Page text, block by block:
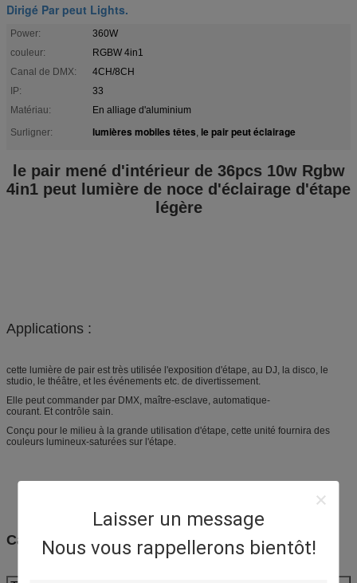
Laisser un message
Nous vous rappellerons bientôt!
Dirigé Par peut Lights.
Power:
360W
couleur:
RGBW 4in1
Canal de DMX:
4CH/8CH
IP:
33
Matériau:
En alliage d'aluminium
Surligner:
lumières mobiles têtes, le pair peut éclairage
le pair mené d'intérieur de 36pcs 10w Rgbw
4in1 peut lumière de noce d'éclairage d'étape
légère
Applications :
cette lumière de pair est très utilisée l'exposition d'étape, au DJ, la disco, le
studio, le théâtre, et les événements etc. de divertissement.
Elle peut commander par DMX, maître-esclave, automatique-
courant. Et contrôle sain.
Conçu pour le milieu à la grande utilisation d'étape, cette unité fournira des
couleurs lumineux-saturées sur l'étape.
Caractéristiques :